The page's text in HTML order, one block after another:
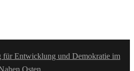
für Entwicklung und Demokratie im
Osten